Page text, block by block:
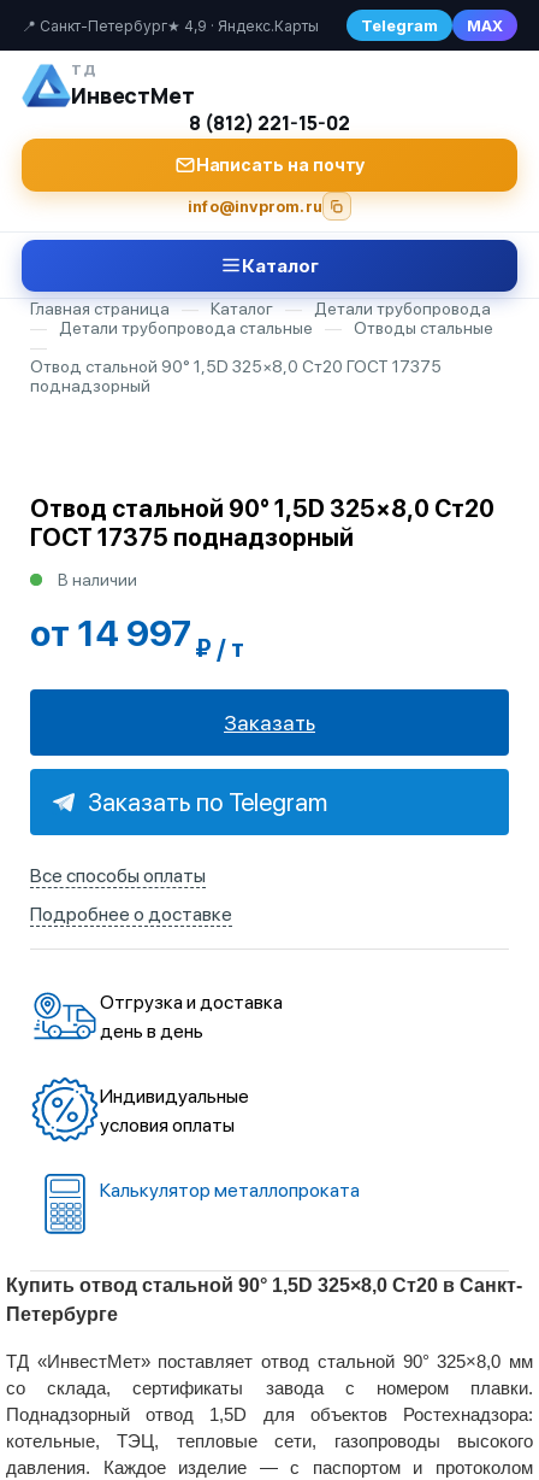
📍 Санкт-Петербург★ 4,9 · Яндекс.Карты Telegram MAX
ТД
ИнвестМет
8 (812) 221-15-02
Написать на почту
info@invprom.ru
Каталог
Главная страница — Каталог —
Детали трубопровода
—
Детали трубопровода стальные —
Отводы стальные
—
Отвод стальной 90° 1,5D 325×8,0 Ст20 ГОСТ 17375
поднадзорный
Отвод стальной 90° 1,5D 325×8,0 Ст20
ГОСТ 17375 поднадзорный
В наличии
от 14 997 ₽ / т
Заказать
Заказать по Telegram
Все способы оплаты
Подробнее о доставке
Отгрузка и доставка
день в день
Индивидуальные
условия оплаты
Калькулятор металлопроката
Купить отвод стальной 90° 1,5D 325×8,0 Ст20 в Санкт-
Петербурге
ТД «ИнвестМет» поставляет отвод стальной 90° 325×8,0 мм
со склада, сертификаты завода с номером плавки.
Поднадзорный отвод 1,5D для объектов Ростехнадзора:
котельные, ТЭЦ, тепловые сети, газопроводы высокого
давления. Каждое изделие — с паспортом и протоколом